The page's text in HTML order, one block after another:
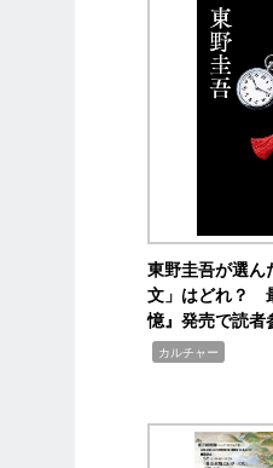
東野圭吾が選ん
文」はどれ？
憶』発売で読者
カルチャー